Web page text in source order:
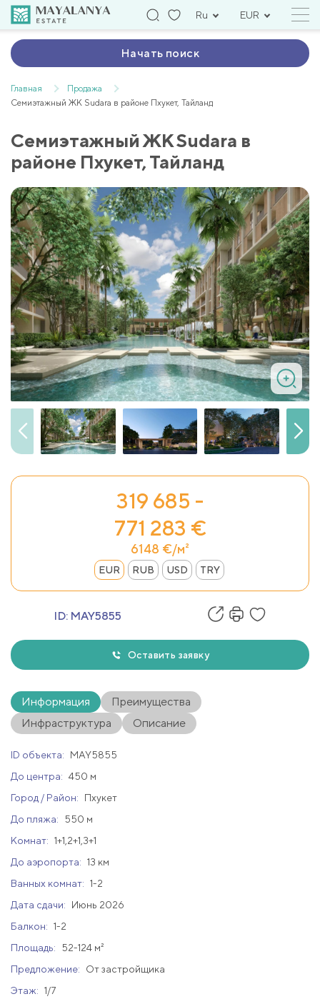
Ru EUR
Начать поиск
Главная
Продажа
Семиэтажный ЖК Sudara в районе Пхукет, Тайланд
Семиэтажный ЖК Sudara в
районе Пхукет, Тайланд
319 685 -
771 283 €
6148 €/м²
EUR RUB USD TRY
ID: MAY5855
Оставить заявку
Информация
Преимущества
Инфраструктура
Описание
ID объекта:
MAY5855
До центра: 450 м
Город / Район:
Пхукет
До пляжа:
550 м
Комнат: 1+1,2+1,3+1
До аэропорта: 13 км
Ванных комнат: 1-2
Дата сдачи:
Июнь 2026
Балкон: 1-2
Площадь:
52-124 м²
Предложение:
От застройщика
Этаж: 1/7